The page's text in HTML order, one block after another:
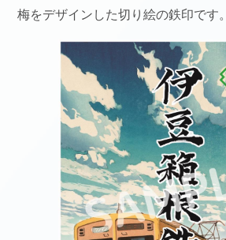
梅をデザインした切り絵の鉄印です。